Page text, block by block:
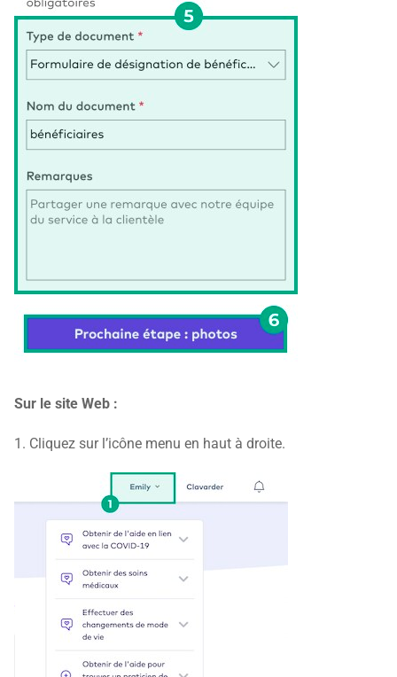
Sur le site Web :
1. Cliquez sur l’icône menu en haut à droite.